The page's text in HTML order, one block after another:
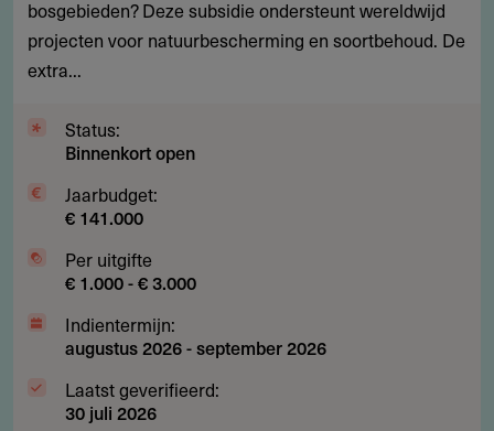
natuurbescherming
en
soortbehoud
bossen
bosgebieden? Deze subsidie ondersteunt wereldwijd
projecten voor natuurbescherming en soortbehoud. De
extra...
Status:
Binnenkort open
Jaarbudget:
€ 141.000
Per uitgifte
€ 1.000 - € 3.000
Indientermijn:
augustus 2026-september 2026
Laatst geverifieerd:
30 juli 2026